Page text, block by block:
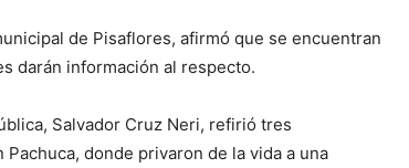
de Pisaflores, afirmó que se encuentran
darán información al respecto.
Salvador Cruz Neri, refirió tres
donde privaron de la vida a una